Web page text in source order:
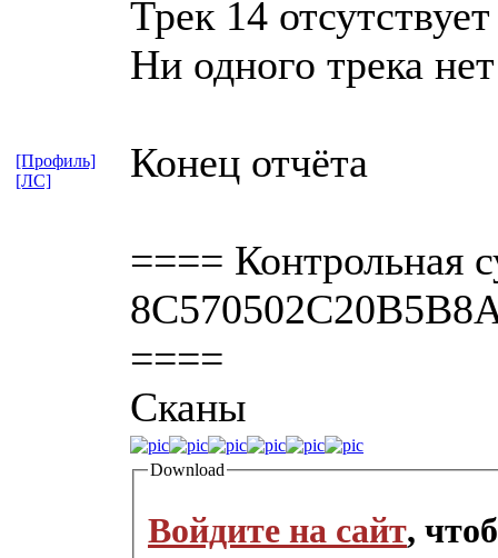
Трек 14
Ни одного трека
Конец отчёта
==== Контрольная
====
Сканы
Download
Войдите на сайт,
[Профиль]
[ЛС]